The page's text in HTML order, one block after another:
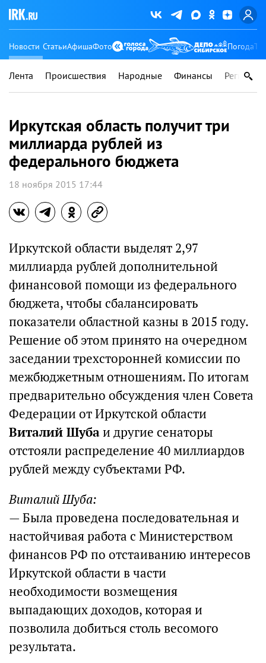
Новости СтатьиАфишаФото Погода
Лента Происшествия Народные Финансы Регионы
Иркутская область получит три
миллиарда рублей из
федерального бюджета
18 ноября 2015 17:44
Иркутской области выделят 2,97
миллиарда рублей дополнительной
финансовой помощи из федерального
бюджета, чтобы сбалансировать
показатели областной казны в 2015 году.
Решение об этом принято на очередном
заседании трехсторонней комиссии по
межбюджетным отношениям. По итогам
предварительно обсуждения член Совета
Федерации от Иркутской области
Виталий Шубаи другие сенаторы
отстояли распределение 40 миллиардов
рублей между субъектами РФ.
Виталий Шуба:
— Была проведена последовательная и
настойчивая работа с Министерством
финансов РФ по отстаиванию интересов
Иркутской области в части
необходимости возмещения
выпадающих доходов, которая и
позволила добиться столь весомого
результата.